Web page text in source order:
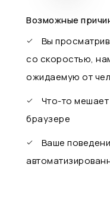
Возможные
Вы
со скоростью,
ожидаемую от
Что-то
браузере
Ваше